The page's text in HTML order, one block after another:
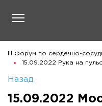
III Форум по сердечно-
15.09.2022 Рука на
Назад
15.09.2022